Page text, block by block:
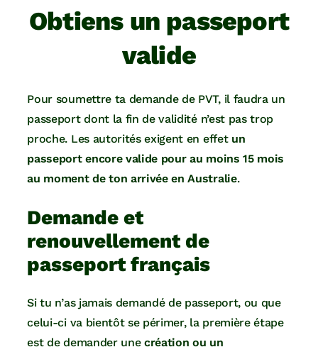
Obtiens un passeport
valide
Pour soumettre ta demande de PVT, il faudra un
passeport dont la fin de validité n’est pas trop
proche. Les autorités exigent en effet un
passeport encore valide pour au moins 15 mois
au moment de ton arrivée en Australie.
Demande et
renouvellement de
passeport français
Si tu n’as jamais demandé de passeport, ou que
celui-ci va bientôt se périmer, la première étape
est de demander une création ou un